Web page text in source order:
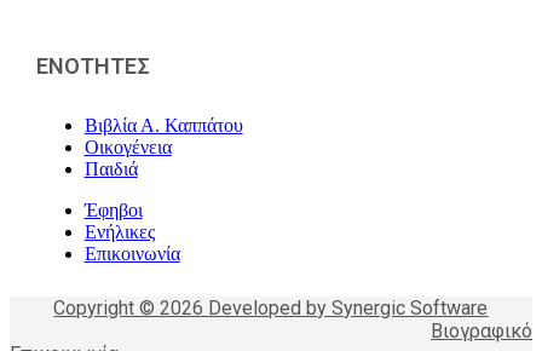
ΕΝΟΤΗΤΕΣ
Βιβλία Α. Καππάτου
Οικογένεια
Παιδιά
Έφηβοι
Ενήλικες
Επικοινωνία
Copyright © 2026 Developed by Synergic Software
Βιογραφικό